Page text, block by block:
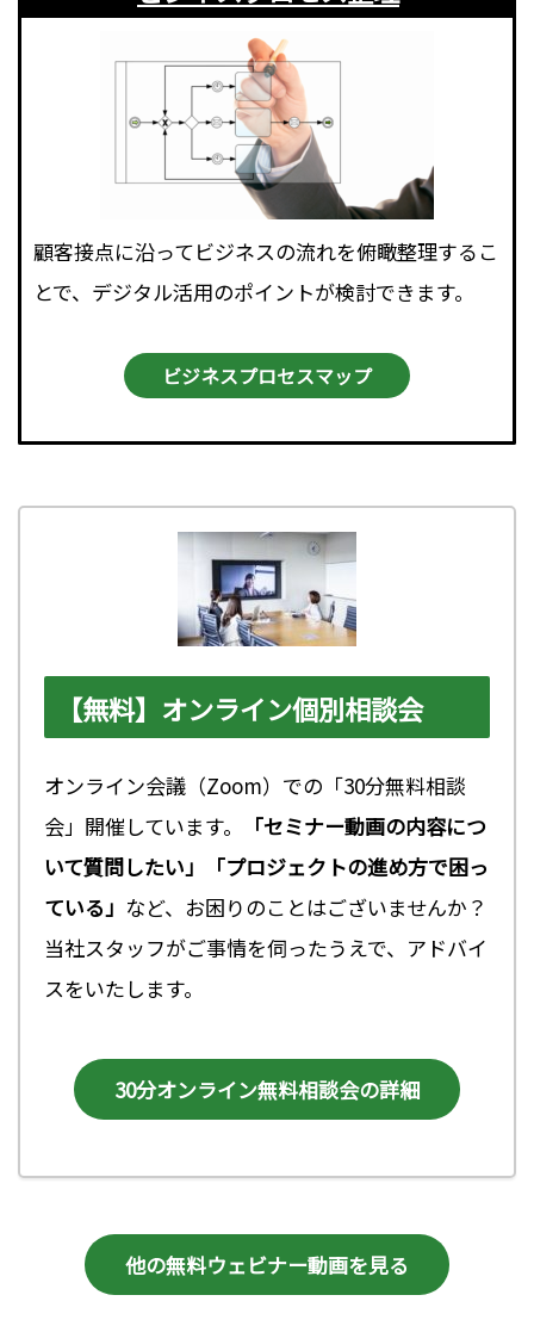
顧客接点に沿ってビジネスの流れを俯瞰整理するこ
とで、デジタル活用のポイントが検討できます。
ビジネスプロセスマップ
【無料】オンライン個別相談会
オンライン会議（Zoom）での「30分無料相談
会」開催しています。
「セミナー動画の内容につ
いて質問したい」「プロジェクトの進め方で困っ
ている」 など、お困りのことはございませんか？
当社スタッフがご事情を伺ったうえで、アドバイ
スをいたします。
30分オンライン無料相談会の詳細
他の無料ウェビナー動画を見る